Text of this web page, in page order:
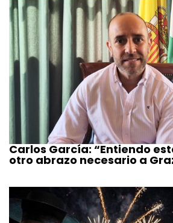
Carlos García: “Entiendo
otro abrazo necesario a